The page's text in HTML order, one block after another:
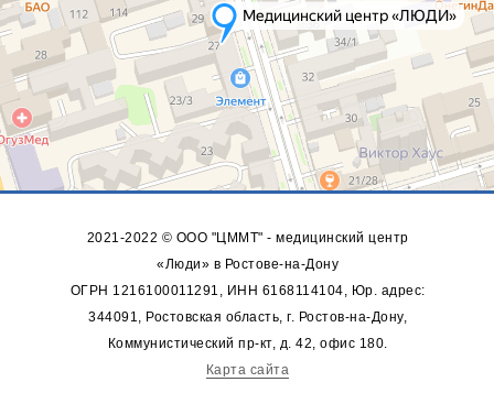
2021-2022 © ООО "ЦММТ" - медицинский центр
«Люди» в Ростове-на-Дону
ОГРН 1216100011291, ИНН 6168114104, Юр. адрес:
344091, Ростовская область, г. Ростов-на-Дону,
Коммунистический пр-кт, д. 42, офис 180.
Карта сайта